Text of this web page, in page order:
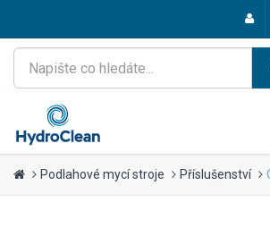
Podlahové mycí stroje Příslušenství